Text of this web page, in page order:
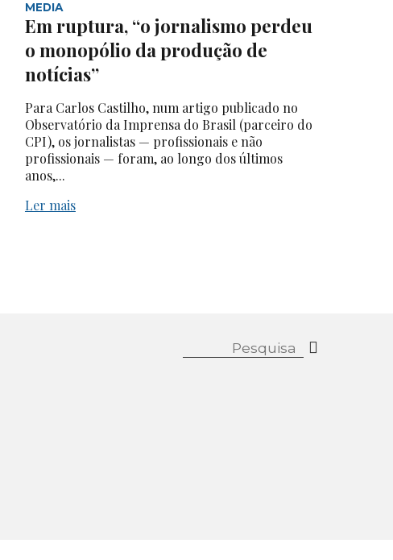
MEDIA
Em ruptura, “o jornalismo perdeu
o monopólio da produção de
notícias”
Para Carlos Castilho, num artigo publicado no
Observatório da Imprensa do Brasil (parceiro do
CPI), os jornalistas — profissionais e não
profissionais — foram, ao longo dos últimos
anos,...
Ler mais